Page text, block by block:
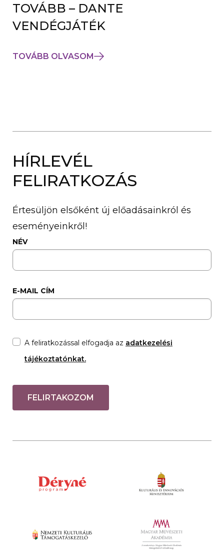
TOVÁBB – DANTE
VENDÉGJÁTÉK
TOVÁBB OLVASOM
HÍRLEVÉL
FELIRATKOZÁS
Értesüljön elsőként új előadásainkról és
eseményeinkről!
NÉV
E-MAIL CÍM
A feliratkozással elfogadja az adatkezelési
tájékoztatónkat.
FELIRTAKOZOM